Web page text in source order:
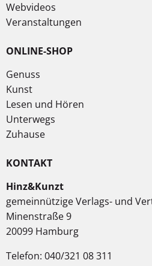
Webvideos
Veranstaltungen
ONLINE-SHOP
Genuss
Kunst
Lesen und Hören
Unterwegs
Zuhause
KONTAKT
Hinz&Kunzt
gemeinnützige Verlags- und
Minenstraße 9
20099 Hamburg
Telefon: 040/321 08 311